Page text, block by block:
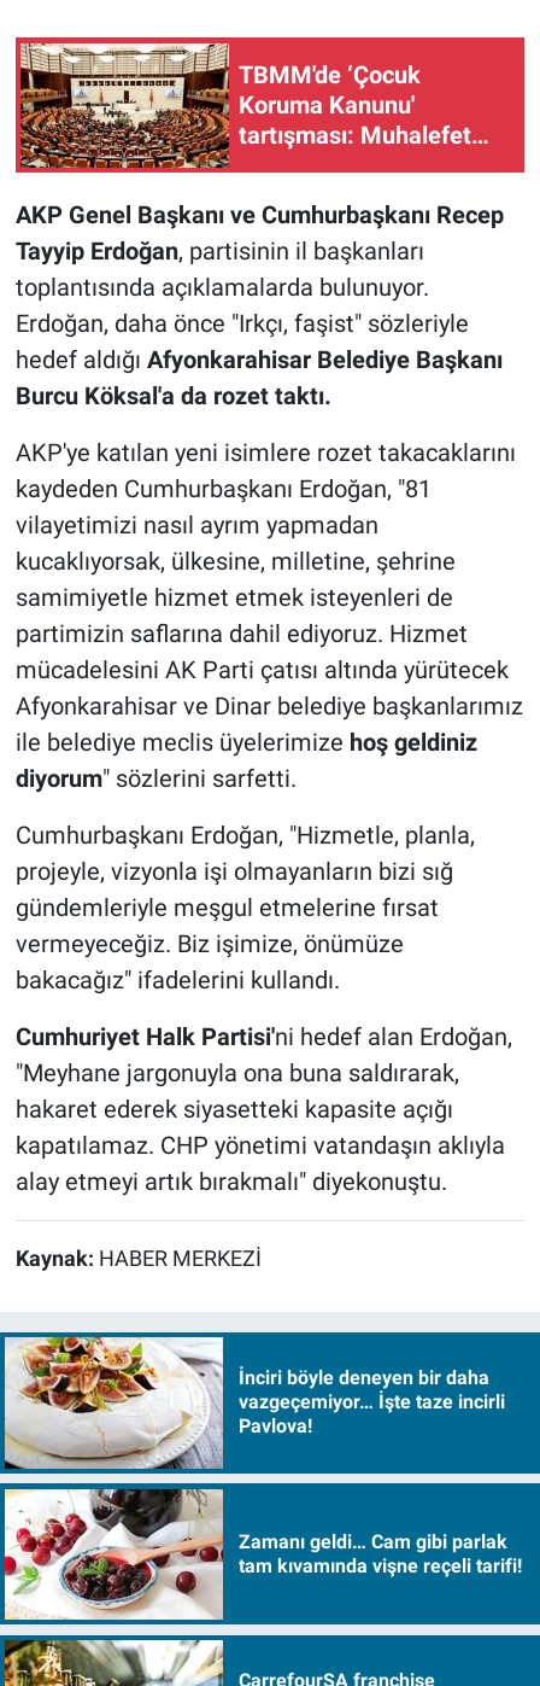
TBMM'de ‘Çocuk
Koruma Kanunu'
tartışması: Muhalefet
AKP Genel Başkanı ve Cumhurbaşkanı Recep
Tayyip Erdoğan, partisinin il başkanları
toplantısında açıklamalarda bulunuyor.
Erdoğan, daha önce "Irkçı, faşist" sözleriyle
hedef aldığı Afyonkarahisar Belediye Başkanı
Burcu Köksal'a da rozet taktı.
AKP'ye katılan yeni isimlere rozet takacaklarını
kaydeden Cumhurbaşkanı Erdoğan, "81
vilayetimizi nasıl ayrım yapmadan
kucaklıyorsak, ülkesine, milletine, şehrine
samimiyetle hizmet etmek isteyenleri de
partimizin saflarına dahil ediyoruz. Hizmet
mücadelesini AK Parti çatısı altında yürütecek
Afyonkarahisar ve Dinar belediye başkanlarımız
ile belediye meclis üyelerimize hoş geldiniz
diyorum" sözlerini sarfetti.
Cumhurbaşkanı Erdoğan, "Hizmetle, planla,
projeyle, vizyonla işi olmayanların bizi sığ
gündemleriyle meşgul etmelerine fırsat
vermeyeceğiz. Biz işimize, önümüze
bakacağız" ifadelerini kullandı.
Cumhuriyet Halk Partisi'ni hedef alan Erdoğan,
"Meyhane jargonuyla ona buna saldırarak,
hakaret ederek siyasetteki kapasite açığı
kapatılamaz. CHP yönetimi vatandaşın aklıyla
alay etmeyi artık bırakmalı" diyekonuştu.
Kaynak: HABER MERKEZİ
İnciri böyle deneyen bir daha
vazgeçemiyor… İşte taze incirli
Pavlova!
Zamanı geldi… Cam gibi parlak
tam kıvamında vişne reçeli tarifi!
CarrefourSA franchise